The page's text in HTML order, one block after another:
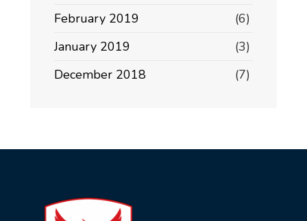
February 2019
(6)
January 2019
(3)
December 2018
(7)